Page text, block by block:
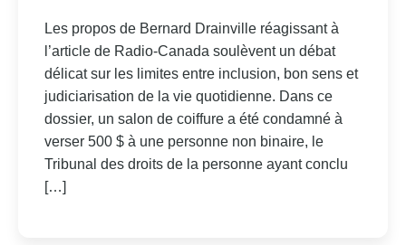
Les propos de Bernard Drainville réagissant à
l’article de Radio-Canada soulèvent un débat
délicat sur les limites entre inclusion, bon sens et
judiciarisation de la vie quotidienne. Dans ce
dossier, un salon de coiffure a été condamné à
verser 500 $ à une personne non binaire, le
Tribunal des droits de la personne ayant conclu
[…]